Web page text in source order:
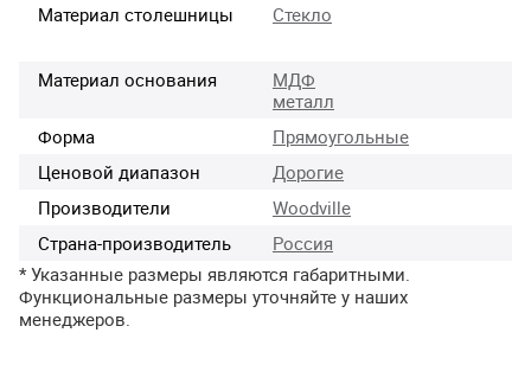
Материал столешницы
Стекло
Материал основания
МДФ
металл
Форма
Прямоугольные
Ценовой диапазон
Дорогие
Производители
Woodville
Страна-производитель
Россия
* Указанные размеры являются габаритными.
Функциональные размеры уточняйте у наших
менеджеров.